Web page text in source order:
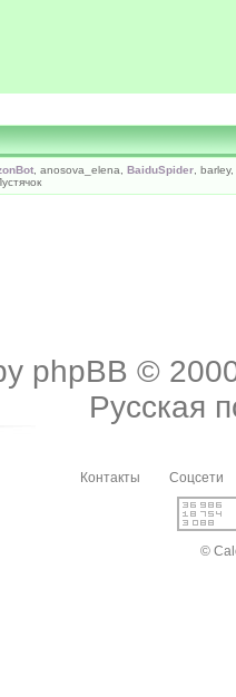
, anosova_elena, BaiduSpider , barley,
phpBB ©
Русская
Контакты Соцсети
©